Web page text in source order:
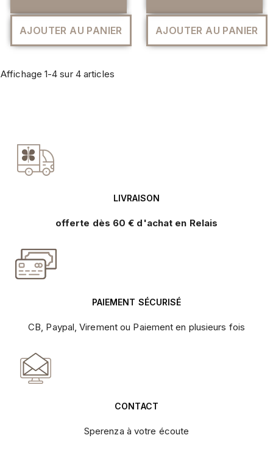
AJOUTER AU PANIER AJOUTER AU PANIER
Affichage 1-4 sur 4 articles
LIVRAISON
offerte dès 60 € d'achat en Relais
PAIEMENT SÉCURISÉ
CB, Paypal, Virement ou Paiement en plusieurs fois
CONTACT
Sperenza à votre écoute